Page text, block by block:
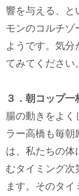
響を与える、と
モンのコルチゾ
ようです。気分
てみてください。
３．朝コップ
腸の動きをよく
ラー高橋も毎朝
は、私たちの体
むタイミング次
ます。そのタ